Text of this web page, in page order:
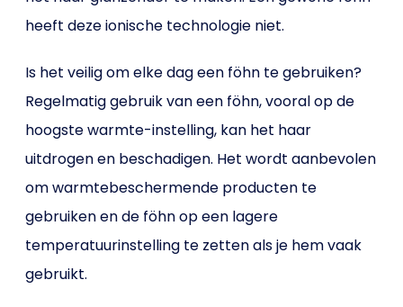
heeft deze ionische technologie niet.
Is het veilig om elke dag een föhn te gebruiken?
Regelmatig gebruik van een föhn, vooral op de
hoogste warmte-instelling, kan het haar
uitdrogen en beschadigen. Het wordt aanbevolen
om warmtebeschermende producten te
gebruiken en de föhn op een lagere
temperatuurinstelling te zetten als je hem vaak
gebruikt.